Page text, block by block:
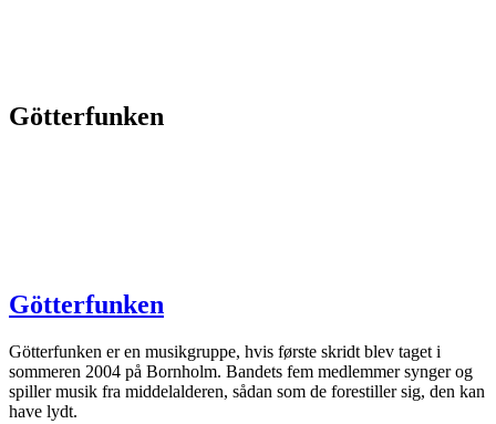
Götterfunken
Götterfunken
Götterfunken er en musikgruppe, hvis første skridt blev taget i
sommeren 2004 på Bornholm. Bandets fem medlemmer synger og
spiller musik fra middelalderen, sådan som de forestiller sig, den kan
have lydt.